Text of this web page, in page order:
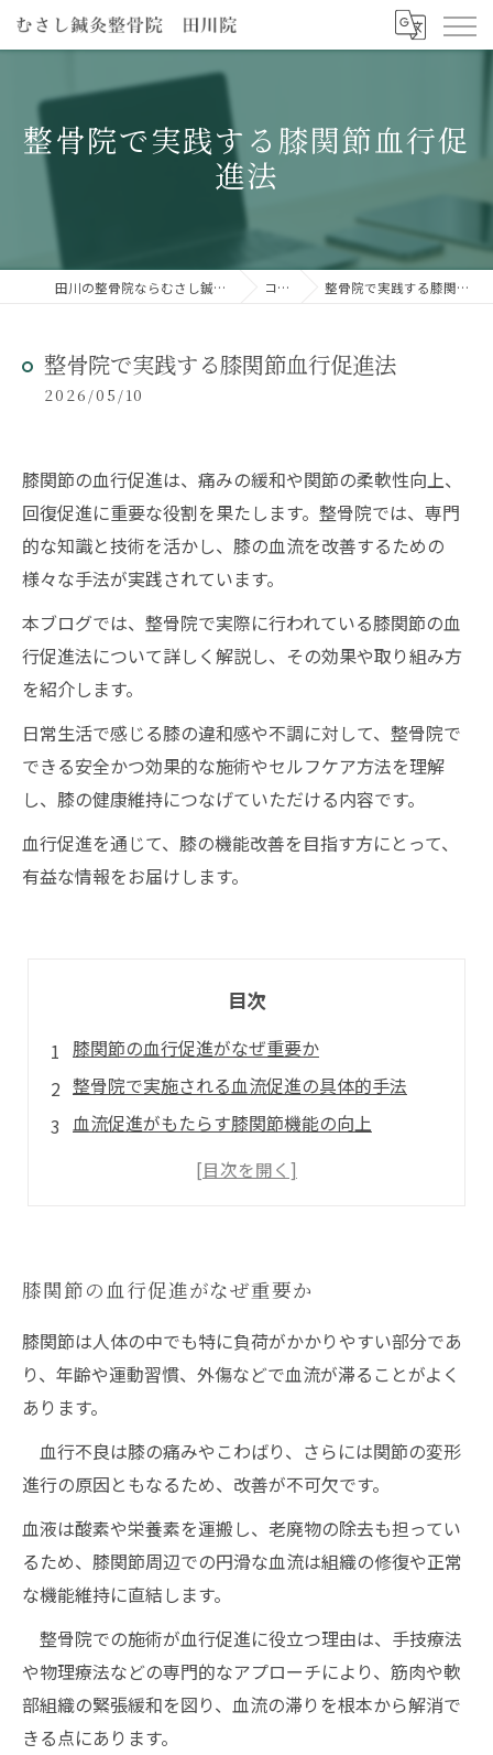
整骨院で実践する膝関節血行促
進法
田川の整骨院ならむさし鍼灸整骨院 田川院 コラム 整骨院で実践する膝関節血行促進法
整骨院で実践する膝関節血行促進法
2026/05/10
膝関節の血行促進は、痛みの緩和や関節の柔軟性向上、
回復促進に重要な役割を果たします。整骨院では、専門
的な知識と技術を活かし、膝の血流を改善するための
様々な手法が実践されています。
本ブログでは、整骨院で実際に行われている膝関節の血
行促進法について詳しく解説し、その効果や取り組み方
を紹介します。
日常生活で感じる膝の違和感や不調に対して、整骨院で
できる安全かつ効果的な施術やセルフケア方法を理解
し、膝の健康維持につなげていただける内容です。
血行促進を通じて、膝の機能改善を目指す方にとって、
有益な情報をお届けします。
目次
膝関節の血行促進がなぜ重要か
整骨院で実施される血流促進の具体的手法
血流促進がもたらす膝関節機能の向上
自宅でも実践できるセルフケア法の紹介
膝関節の血行促進がなぜ重要か
膝関節は人体の中でも特に負荷がかかりやすい部分であ
り、年齢や運動習慣、外傷などで血流が滞ることがよく
あります。
血行不良は膝の痛みやこわばり、さらには関節の変形
進行の原因ともなるため、改善が不可欠です。
血液は酸素や栄養素を運搬し、老廃物の除去も担ってい
るため、膝関節周辺での円滑な血流は組織の修復や正常
な機能維持に直結します。
整骨院での施術が血行促進に役立つ理由は、手技療法
や物理療法などの専門的なアプローチにより、筋肉や軟
部組織の緊張緩和を図り、血流の滞りを根本から解消で
きる点にあります。